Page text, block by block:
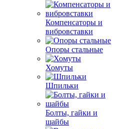
Компенсаторы и
вибровставки
Опоры стальные
Хомуты
Шпильки
Болты, гайки и
шайбы